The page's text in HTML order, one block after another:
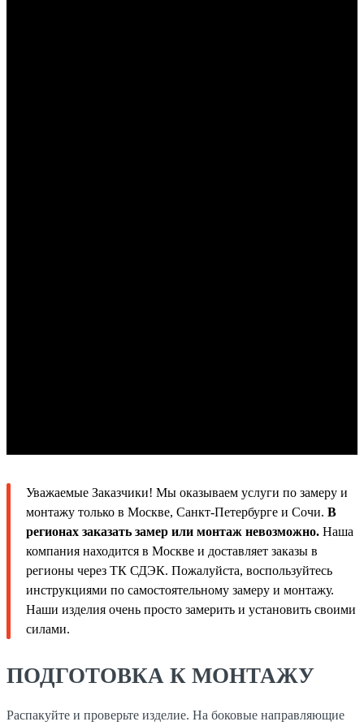
Уважаемые Заказчики! Мы оказываем услуги по замеру и
монтажу только в Москве, Санкт-Петербурге и Сочи. В
регионах заказать замер или монтаж невозможно. Наша
компания находится в Москве и доставляет заказы в
регионы через ТК СДЭК. Пожалуйста, воспользуйтесь
инструкциями по самостоятельному замеру и монтажу.
Наши изделия очень просто замерить и установить своими
силами.
ПОДГОТОВКА К МОНТАЖУ
Распакуйте и проверьте изделие. На боковые направляющие